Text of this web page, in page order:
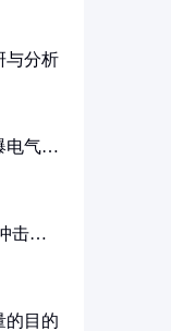
与分析
电气设
击要
的目的